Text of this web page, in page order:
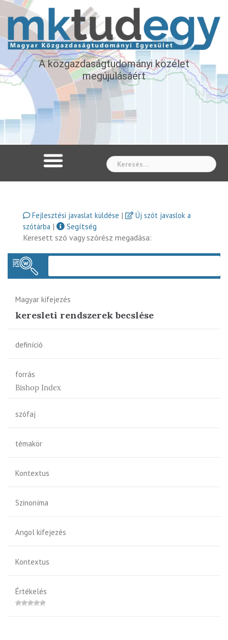
A közgazdaságtudományi közélet
megújulásáért
Fejlesztési javaslat küldése |
Új szót javaslok a
szótárba |
Segítség
Keresett szó vagy szórész megadása:
Magyar kifejezés
keresleti rendszerek becslése
definíció
forrás
Bishop Index
szófaj
témakör
Kontextus
Szinoníma
Angol kifejezés
Kontextus
Értékelés